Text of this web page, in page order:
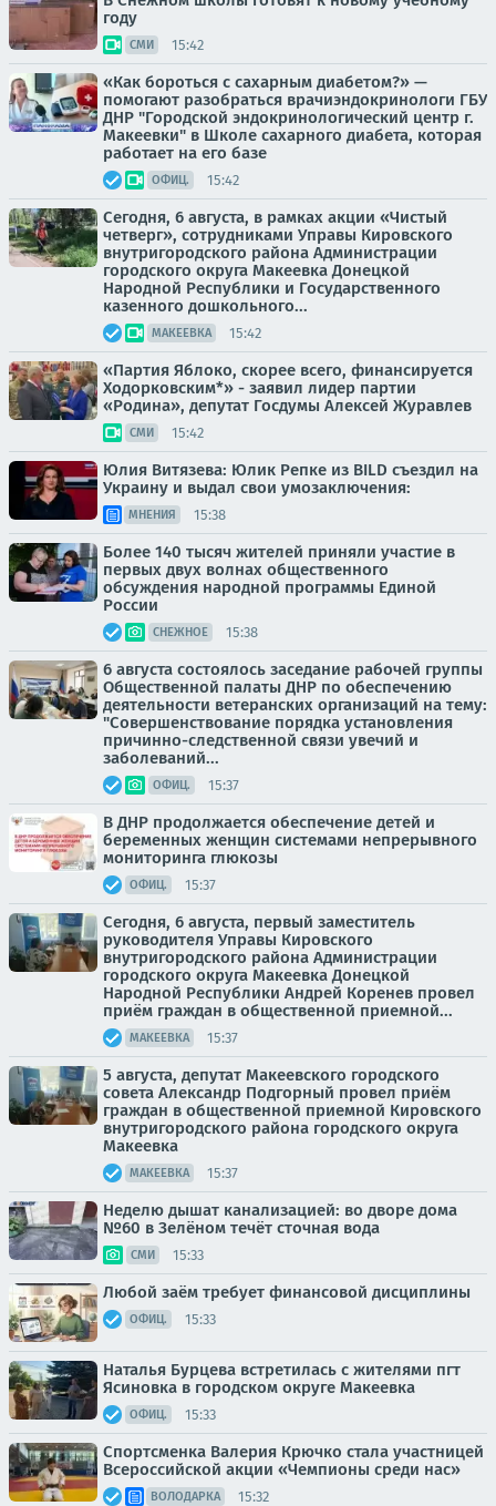
году
СМИ 15:42
«Как бороться с сахарным диабетом?» —
помогают разобраться врачиэндокринологи ГБУ
ДНР "Городской эндокринологический центр г.
Макеевки" в Школе сахарного диабета, которая
работает на его базе
ОФИЦ. 15:42
Сегодня, 6 августа, в рамках акции «Чистый
четверг», сотрудниками Управы Кировского
внутригородского района Администрации
городского округа Макеевка Донецкой
Народной Республики и Государственного
казенного дошкольного...
МАКЕЕВКА 15:42
«Партия Яблоко, скорее всего, финансируется
Ходорковским*» - заявил лидер партии
«Родина», депутат Госдумы Алексей Журавлев
СМИ 15:42
Юлия Витязева: Юлик Репке из BILD съездил на
Украину и выдал свои умозаключения:
МНЕНИЯ 15:38
Более 140 тысяч жителей приняли участие в
первых двух волнах общественного
обсуждения народной программы Единой
России
СНЕЖНОЕ 15:38
6 августа состоялось заседание рабочей группы
Общественной палаты ДНР по обеспечению
деятельности ветеранских организаций на тему:
"Совершенствование порядка установления
причинно-следственной связи увечий и
заболеваний...
ОФИЦ. 15:37
В ДНР продолжается обеспечение детей и
беременных женщин системами непрерывного
мониторинга глюкозы
ОФИЦ. 15:37
Сегодня, 6 августа, первый заместитель
руководителя Управы Кировского
внутригородского района Администрации
городского округа Макеевка Донецкой
Народной Республики Андрей Коренев провел
приём граждан в общественной приемной...
МАКЕЕВКА 15:37
5 августа, депутат Макеевского городского
совета Александр Подгорный провел приём
граждан в общественной приемной Кировского
внутригородского района городского округа
Макеевка
МАКЕЕВКА 15:37
Неделю дышат канализацией: во дворе дома
№60 в Зелёном течёт сточная вода
СМИ 15:33
Любой заём требует финансовой дисциплины
ОФИЦ. 15:33
Наталья Бурцева встретилась с жителями пгт
Ясиновка в городском округе Макеевка
ОФИЦ. 15:33
Спортсменка Валерия Крючко стала участницей
Всероссийской акции «Чемпионы среди нас»
ВОЛОДАРКА 15:32